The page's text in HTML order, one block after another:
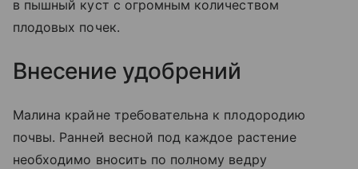
в пышный куст с огромным количеством
плодовых почек.
Внесение удобрений
Малина крайне требовательна к плодородию
почвы. Ранней весной под каждое растение
необходимо вносить по полному ведру